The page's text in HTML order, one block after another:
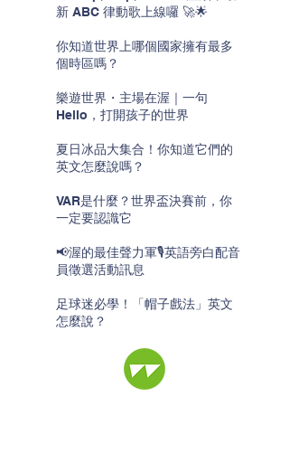
新 ABC 律動歌上線囉 🚀🌟
你知道世界上哪個國家擁有最多
個時區嗎？
樂遊世界・主場在渥｜一句
Hello，打開孩子的世界
夏日冰品大集合！你知道它們的
英文怎麼說嗎？
VAR是什麼？世界盃決賽前，你
一定要認識它
📢渥的最佳聲力軍🎙️英語旁白配音
員徵選活動訊息
足球迷必學！「帽子戲法」英文
怎麼說？